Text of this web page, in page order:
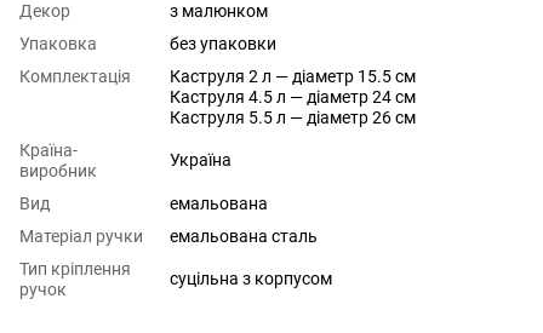
Декор
з малюнком
Упаковка
без упаковки
Комплектація
Каструля 2 л — діаметр 15.5 см
Каструля 4.5 л — діаметр 24 см
Каструля 5.5 л — діаметр 26 см
Країна-
виробник
Україна
Вид
емальована
Матеріал ручки
емальована сталь
Тип кріплення
ручок
суцільна з корпусом